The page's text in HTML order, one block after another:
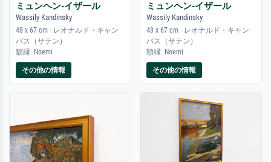
ミュンヘン-イザール
Wassily Kandinsky
48 x 67 cm · レオナルド・キャン
バス（サテン）
額縁: Noemi
その他の情報
ミュンヘン-イザール
Wassily Kandinsky
48 x 67 cm · レオナルド・キャン
バス（サテン）
額縁: Noemi
その他の情報